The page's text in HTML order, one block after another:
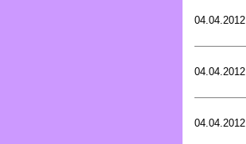
04.04.2012
04.04.2012
04.04.2012